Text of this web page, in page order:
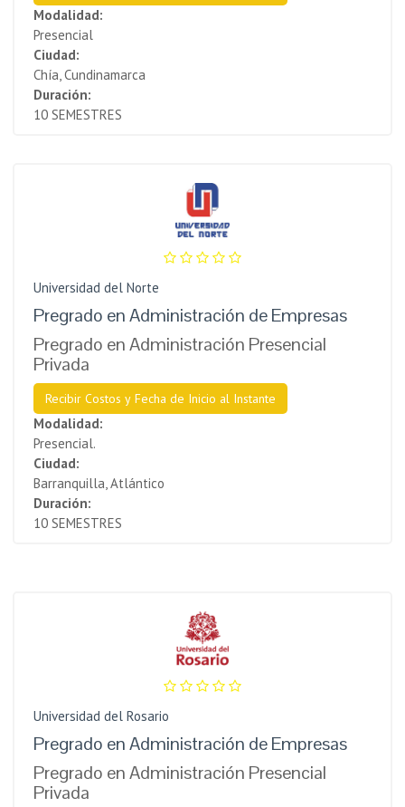
Modalidad:
Presencial
Ciudad:
Chía, Cundinamarca
Duración:
10 SEMESTRES
Universidad del Norte
Pregrado en Administración de Empresas
Pregrado en Administración Presencial
Privada
Recibir Costos y Fecha de Inicio al Instante
Modalidad:
Presencial.
Ciudad:
Barranquilla, Atlántico
Duración:
10 SEMESTRES
Universidad del Rosario
Pregrado en Administración de Empresas
Pregrado en Administración Presencial
Privada